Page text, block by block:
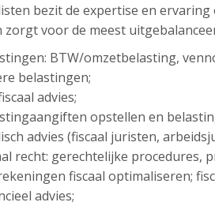
bezit de expertise en
zorgt voor de meest
BTW/omzetbelasting,
belastingen;
advies;
opstellen en
advies (fiscaal juristen,
recht: gerechtelijke procedures,
fiscaal optimaliseren;
advies;